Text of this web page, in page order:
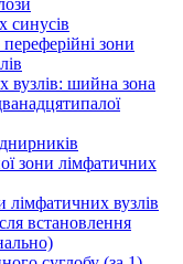
синусів
зони
вузлів: шийна зона
зони лімфатичних
лімфатичних вузлів
встановлення